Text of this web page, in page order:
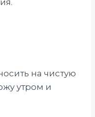
на чистую
утром и